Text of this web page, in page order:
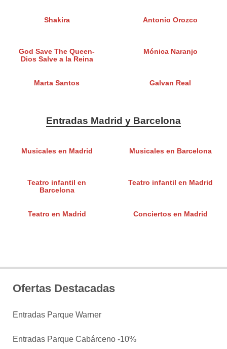
Shakira Antonio Orozco
God Save The Queen-
Dios Salve a la Reina
Mónica Naranjo
Marta Santos Galvan Real
Entradas Madrid y Barcelona
Musicales en Madrid Musicales en Barcelona
Teatro infantil en
Barcelona
Teatro infantil en Madrid
Teatro en Madrid Conciertos en Madrid
Ofertas Destacadas
Entradas Parque Warner
Entradas Parque Cabárceno -10%